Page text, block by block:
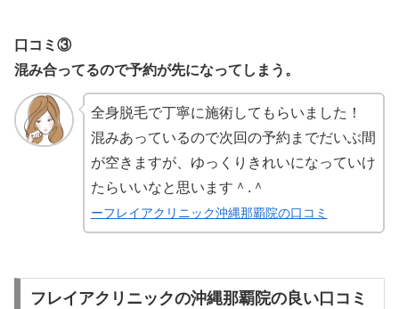
口コミ③
混み合ってるので予約が先になってしまう。
全身脱毛で丁寧に施術してもらいました！
混みあっているので次回の予約までだいぶ間
が空きますが、ゆっくりきれいになっていけ
たらいいなと思います＾.＾
ーフレイアクリニック沖縄那覇院の口コミ
フレイアクリニックの沖縄那覇院の良い口コミ